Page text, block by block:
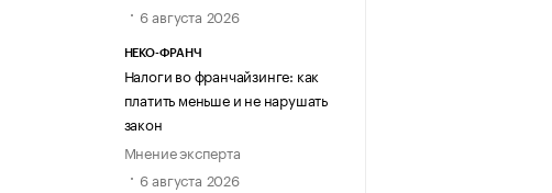
6 августа 2026
НЕКО-ФРАНЧ
Налоги во франчайзинге: как
платить меньше и не нарушать
закон
Мнение эксперта
6 августа 2026